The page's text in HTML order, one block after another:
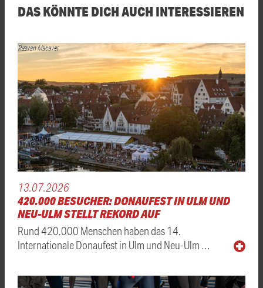
DAS KÖNNTE DICH AUCH INTERESSIEREN
Razvan Macavei
13.07.2026
420.000 BESUCHER: DONAUFEST IN ULM UND
NEU-ULM STELLT REKORD AUF
Rund 420.000 Menschen haben das 14.
Internationale Donaufest in Ulm und Neu-Ulm …